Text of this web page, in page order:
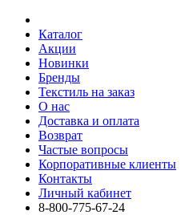
Каталог
Акции
Новинки
Бренды
Текстиль на заказ
О нас
Доставка и оплата
Возврат
Частые вопросы
Корпоративные клиенты
Контакты
Личный кабинет
8-800-775-67-24